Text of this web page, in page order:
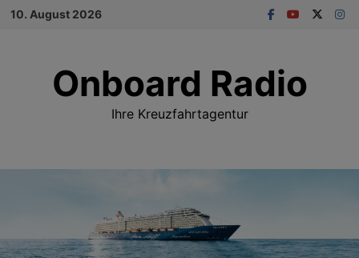
Zum10. August 2026
Onboard Radio
Ihre Kreuzfahrtagentur